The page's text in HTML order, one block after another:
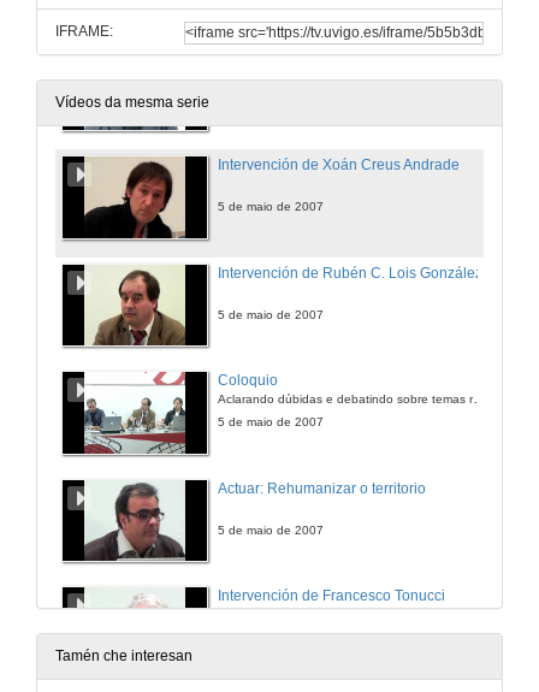
IFRAME:
Vídeos da mesma serie
Actuar: Análise / Programa
Intervención de Xoán Creus Andrade
5 de maio de 2007
Intervención de Rubén C. Lois González
5 de maio de 2007
Coloquio
Aclarando dúbidas e debatindo sobre temas relacionados
5 de maio de 2007
Actuar: Rehumanizar o territorio
5 de maio de 2007
Intervención de Francesco Tonucci
5 de maio de 2007
Tamén che interesan